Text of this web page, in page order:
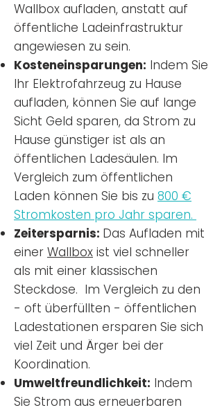
Wallbox aufladen, anstatt auf
öffentliche Ladeinfrastruktur
angewiesen zu sein.
Kosteneinsparungen: Indem Sie
Ihr Elektrofahrzeug zu Hause
aufladen, können Sie auf lange
Sicht Geld sparen, da Strom zu
Hause günstiger ist als an
öffentlichen Ladesäulen. Im
Vergleich zum öffentlichen
Laden können Sie bis zu 800 €
Stromkosten pro Jahr sparen.
Zeitersparnis: Das Aufladen mit
einer Wallbox ist viel schneller
als mit einer klassischen
Steckdose. Im Vergleich zu den
- oft überfüllten - öffentlichen
Ladestationen ersparen Sie sich
viel Zeit und Ärger bei der
Koordination.
Umweltfreundlichkeit: Indem
Sie Strom aus erneuerbaren